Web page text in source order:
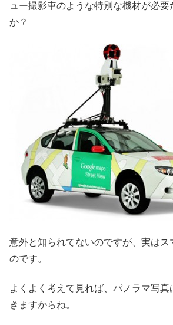
ュー撮影車のような特別な機材が必
か？
意外と知られてないのですが、実はス
のです。
よくよく考えて見れば、パノラマ写
きますからね。